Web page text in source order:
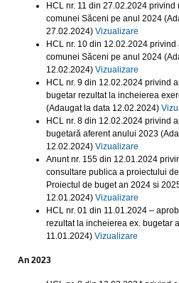
HCL nr. 11 din 27.02.2024
comunei Săceni pe anul 2024
27.02.2024) Vizualizare
HCL nr. 10 din 12.02.2024
comunei Săceni pe anul 2024
12.02.2024) Vizualizare
HCL nr. 9 din 12.02.2024 privind
bugetar rezultat la incheierea
(Adaugat la data 12.02.2024)
HCL nr. 8 din 12.02.2024 privind
bugetară aferent anului 2023
12.02.2024) Vizualizare
Anunt nr. 155 din 12.01.2024
consultare publica a proiectului
Proiectul de buget an 2024 si
12.01.2024) Vizualizare
HCL nr. 01 din 11.01.2024 –
rezultat la incheierea ex. bugetar
11.01.2024) Vizualizare
An 2023